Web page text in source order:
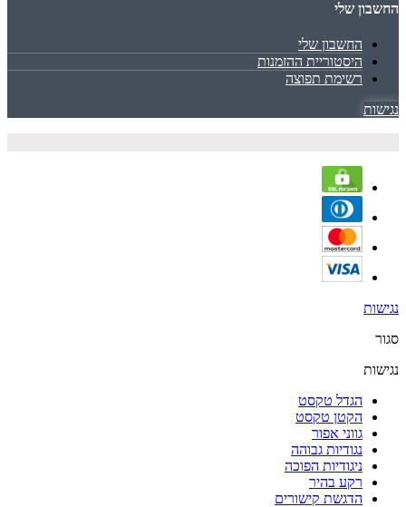
החשבון שלי
החשבון שלי
היסטוריית ההזמנות
רשימת תפוצה
נגישות
נגישות
סגור
נגישות
הגדל טקסט
הקטן טקסט
גווני אפור
נגודיות גבוהה
ניגודיות הפוכה
רקע בהיר
הדגשת קישורים